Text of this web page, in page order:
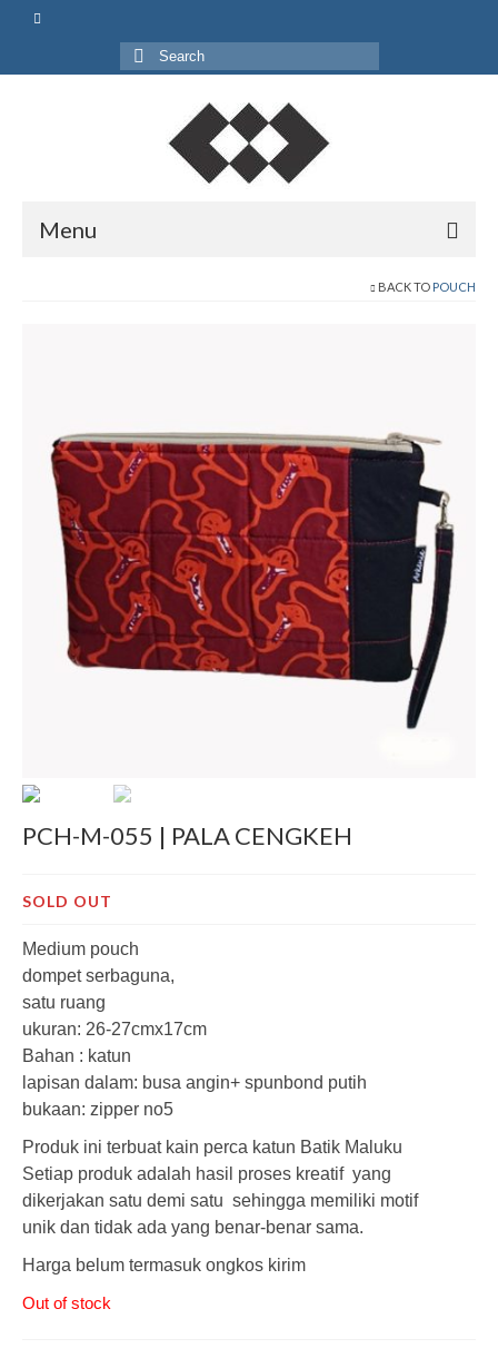
Search
for:
Menu
Bag
Gift Set
Decor
Pre-Cut
Jurnal
Tentang
BACK TO POUCH
PCH-M-055 | PALA CENGKEH
SOLD OUT
Medium pouch
dompet serbaguna,
satu ruang
ukuran: 26-27cmx17cm
Bahan : katun
lapisan dalam: busa angin+ spunbond putih
bukaan: zipper no5
Produk ini terbuat kain perca katun Batik Maluku
Setiap produk adalah hasil proses kreatif yang
dikerjakan satu demi satu sehingga memiliki motif
unik dan tidak ada yang benar-benar sama.
Harga belum termasuk ongkos kirim
Out of stock